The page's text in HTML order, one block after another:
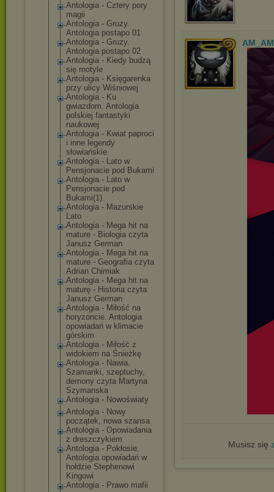
Antologia - Cztery pory
magii
Antologia - Gruzy.
Antologia postapo 01
Antologia - Gruzy.
Antologia postapo 02
Antologia - Kiedy budzą
się motyle
Antologia - Księgarenka
przy ulicy Wiśniowej
Antologia - Ku
gwiazdom. Antologia
polskiej fantastyki
naukowej
Antologia - Kwiat paproci
i inne legendy
słowiańskie
Antologia - Lato w
Pensjonacie pod Bukami
Antologia - Lato w
Pensjonacie pod
Bukami(1)
Antologia - Mazurskie
Lato
Antologia - Mega hit na
mature - Biologia czyta
Janusz German
Antologia - Mega hit na
mature - Geografia czyta
Adrian Chimiak
Antologia - Mega hit na
maturę - Historia czyta
Janusz German
Antologia - Miłość na
horyzoncie. Antologia
opowiadań w klimacie
górskim
Antologia - Miłość z
widokiem na Śnieżkę
Antologia - Nawia.
Szamanki, szeptuchy,
demony czyta Martyna
Szymanska
Antologia - Nowoświaty
Antologia - Nowy
początek, nowa szansa
Antologia - Opowiadania
z dreszczykiem
Antologia - Pokłosie.
Antologia opowiadań w
hołdzie Stephenowi
Kingowi
Antologia - Prawo mafii
AM_AM
Musisz się